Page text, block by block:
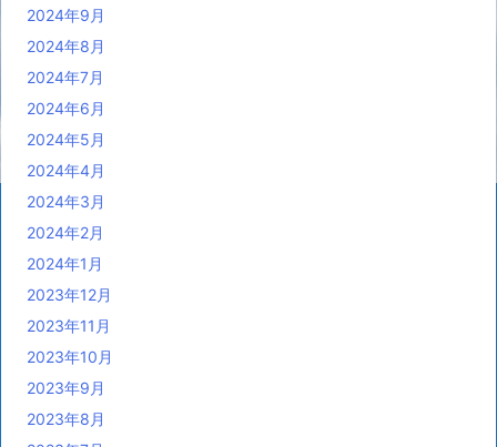
2024年9月
2024年8月
2024年7月
2024年6月
2024年5月
2024年4月
2024年3月
2024年2月
2024年1月
2023年12月
2023年11月
2023年10月
2023年9月
2023年8月